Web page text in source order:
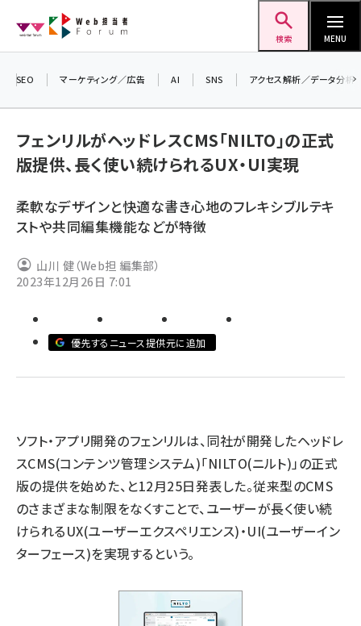
ン
検索 MENU
ai (2804)
note (2312)
z世代 (1622)
SEO マーケティング／広告 AI SNS アクセス解析／データ分析
フェンリルがヘッドレスCMS「NILTO」の正式
版提供、長く使い続けられるUX・UI実現
柔軟なデザインと快適な書き心地のフレキシブルテキ
ストや共同編集機能などが特徴
山川 健（Web担 編集部）
2023年12月26日 7:01
優先するニュース提供元に追加
ソフト・アプリ開発のフェンリルは、同社が開発したヘッドレ
スCMS(コンテンツ管理システム)「NILTO(ニルト)」の正式
版の提供を始めた、と12月25日発表した。従来型のCMS
のさまざまな制限をなくすことで、ユーザーが長く使い続
けられるUX(ユーザーエクスペリエンス)・UI(ユーザーイン
ターフェース)を実現するという。
差し